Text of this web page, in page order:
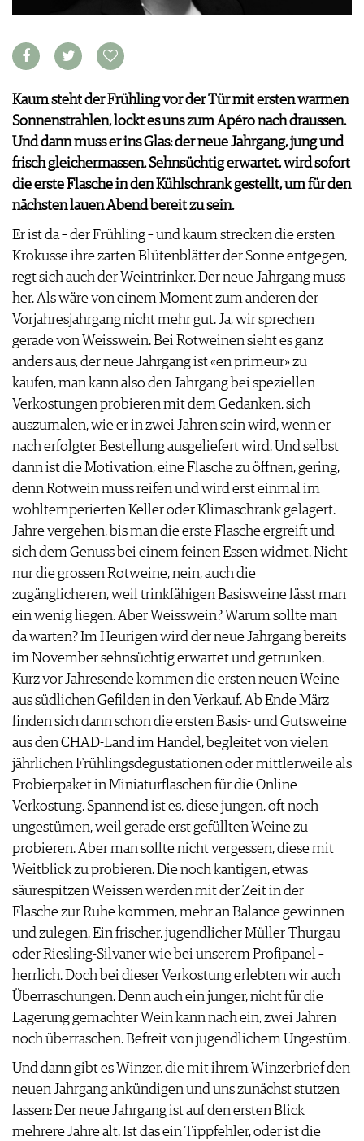
MEDIATHEK
VIDEOS
BILDSTRECKEN
BÜCHER
WEINWIRTSCHAFT
VINOPHILES
ARCHIV
ANMELDEN
AWARDS
GEWINNSPIELE
VORTEILSWELT
TRINKREIFETABELLE
ABO
WEINSUCHE
NEWSLETTER
WINE TRADE CLUB
REDAKTION
JOBS
WERBUNG
IMPRESSUM
AGB & DATENSCHUTZ
FAQ
Kaum steht der Frühling vor der Tür mit ersten warmen
Sonnenstrahlen, lockt es uns zum Apéro nach draussen.
Und dann muss er ins Glas: der neue Jahrgang, jung und
frisch gleichermassen. Sehnsüchtig erwartet, wird sofort
die erste Flasche in den Kühlschrank gestellt, um für den
nächsten lauen Abend bereit zu sein.
Er ist da – der Frühling – und kaum strecken die ersten
Krokusse ihre zarten Blütenblätter der Sonne entgegen,
regt sich auch der Weintrinker. Der neue Jahrgang muss
her. Als wäre von einem Moment zum anderen der
Vorjahresjahrgang nicht mehr gut. Ja, wir sprechen
gerade von Weisswein. Bei Rotweinen sieht es ganz
anders aus, der neue Jahrgang ist «en primeur» zu
kaufen, man kann also den Jahrgang bei speziellen
Verkostungen probieren mit dem Gedanken, sich
auszumalen, wie er in zwei Jahren sein wird, wenn er
nach erfolgter Bestellung ausgeliefert wird. Und selbst
dann ist die Motivation, eine Flasche zu öffnen, gering,
denn Rotwein muss reifen und wird erst einmal im
wohltemperierten Keller oder Klimaschrank gelagert.
Jahre vergehen, bis man die erste Flasche ergreift und
sich dem Genuss bei einem feinen Essen widmet. Nicht
nur die grossen Rotweine, nein, auch die
zugänglicheren, weil trinkfähigen Basisweine lässt man
ein wenig liegen. Aber Weisswein? Warum sollte man
da warten? Im Heurigen wird der neue Jahrgang bereits
im November sehnsüchtig erwartet und getrunken.
Kurz vor Jahresende kommen die ersten neuen Weine
aus südlichen Gefilden in den Verkauf. Ab Ende März
finden sich dann schon die ersten Basis- und Gutsweine
aus den CHAD-Land im Handel, begleitet von vielen
jährlichen Frühlingsdegustationen oder mittlerweile als
Probierpaket in Miniaturflaschen für die Online-
Verkostung. Spannend ist es, diese jungen, oft noch
ungestümen, weil gerade erst gefüllten Weine zu
probieren. Aber man sollte nicht vergessen, diese mit
Weitblick zu probieren. Die noch kantigen, etwas
säurespitzen Weissen werden mit der Zeit in der
Flasche zur Ruhe kommen, mehr an Balance gewinnen
und zulegen. Ein frischer, jugendlicher Müller-Thurgau
oder Riesling-Silvaner wie bei unserem Profipanel –
herrlich. Doch bei dieser Verkostung erlebten wir auch
Überraschungen. Denn auch ein junger, nicht für die
Lagerung gemachter Wein kann nach ein, zwei Jahren
noch überraschen. Befreit von jugendlichem Ungestüm.
Und dann gibt es Winzer, die mit ihrem Winzerbrief den
neuen Jahrgang ankündigen und uns zunächst stutzen
lassen: Der neue Jahrgang ist auf den ersten Blick
mehrere Jahre alt. Ist das ein Tippfehler, oder ist die